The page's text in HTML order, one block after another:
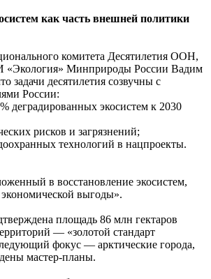
как часть внешней политики
комитета Десятилетия ООН,
«Экология» Минприроды России Вадим
задачи десятилетия созвучны с
России:
деградированных экосистем к 2030
рисков и загрязнений;
технологий в нацпроекты.
в восстановление экосистем,
экономической выгоды».
площадь 86 млн гектаров
— «золотой стандарт
фокус — арктические города,
мастер-планы.